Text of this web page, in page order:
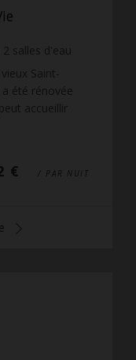
2 salles d'eau
Saint-
été rénovée
accueillir
€ / PAR NUIT